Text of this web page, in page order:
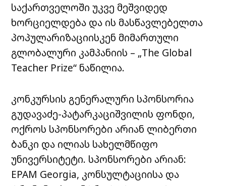
საქართველოში უკვე მეშვიდედ
ხორციელდება და ის მასწავლებელთა
პოპულარიზაციისკენ მიმართული
გლობალური კამპანიის – „The Global
Teacher Prize“ ნაწილია.
კონკურსის გენერალური სპონსორია
გუდავაძე-პატარკაციშვილის ფონდი,
ოქროს სპონსორები არიან ლიბერთი
ბანკი და ილიას სახელმწიფო
უნივერსიტეტი. სპონსორები არიან:
EPAM Georgia, კონსულტაციისა და